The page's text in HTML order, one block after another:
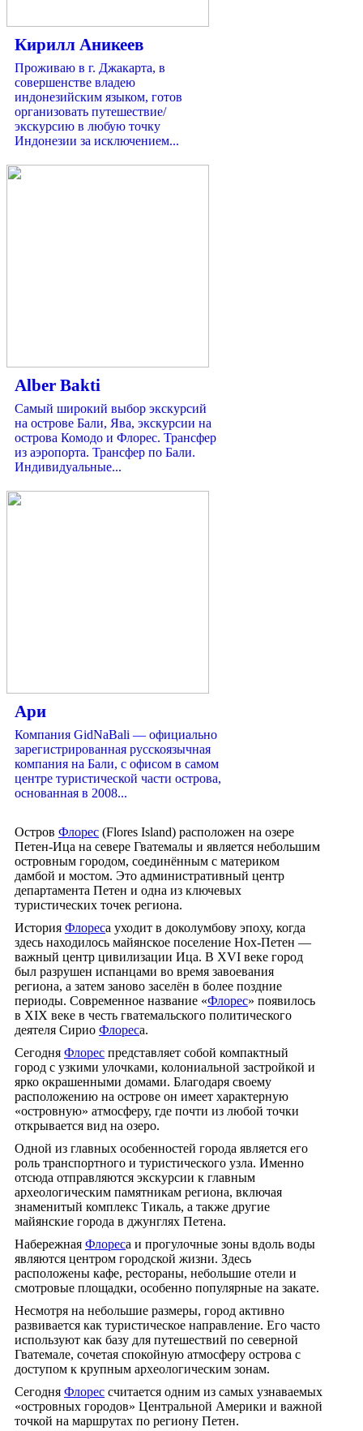
Остров Флорес (Flores Island) расположен на озере
Петен-Ица на севере Гватемалы и является небольшим
островным городом, соединённым с материком
дамбой и мостом. Это административный центр
департамента Петен и одна из ключевых
туристических точек региона.
История Флореса уходит в доколумбову эпоху, когда
здесь находилось майянское поселение Нох-Петен —
важный центр цивилизации Ица. В XVI веке город
был разрушен испанцами во время завоевания
региона, а затем заново заселён в более поздние
периоды. Современное название «Флорес» появилось
в XIX веке в честь гватемальского политического
деятеля Сирио Флореса.
Сегодня Флорес представляет собой компактный
город с узкими улочками, колониальной застройкой и
ярко окрашенными домами. Благодаря своему
расположению на острове он имеет характерную
«островную» атмосферу, где почти из любой точки
открывается вид на озеро.
Одной из главных особенностей города является его
роль транспортного и туристического узла. Именно
отсюда отправляются экскурсии к главным
археологическим памятникам региона, включая
знаменитый комплекс Тикаль, а также другие
майянские города в джунглях Петена.
Набережная Флореса и прогулочные зоны вдоль воды
являются центром городской жизни. Здесь
расположены кафе, рестораны, небольшие отели и
смотровые площадки, особенно популярные на закате.
Несмотря на небольшие размеры, город активно
развивается как туристическое направление. Его часто
используют как базу для путешествий по северной
Гватемале, сочетая спокойную атмосферу острова с
доступом к крупным археологическим зонам.
Сегодня Флорес считается одним из самых узнаваемых
«островных городов» Центральной Америки и важной
точкой на маршрутах по региону Петен.
Кирилл Аникеев
Проживаю в г. Джакарта, в
совершенстве владею
индонезийским языком, готов
организовать путешествие/
экскурсию в любую точку
Индонезии за исключением...
Alber Bakti
Самый широкий выбор экскурсий
на острове Бали, Ява, экскурсии на
острова Комодо и Флорес. Трансфер
из аэропорта. Трансфер по Бали.
Индивидуальные...
Ари
Компания GidNaBali — официально
зарегистрированная русскоязычная
компания на Бали, с офисом в самом
центре туристической части острова,
основанная в 2008...